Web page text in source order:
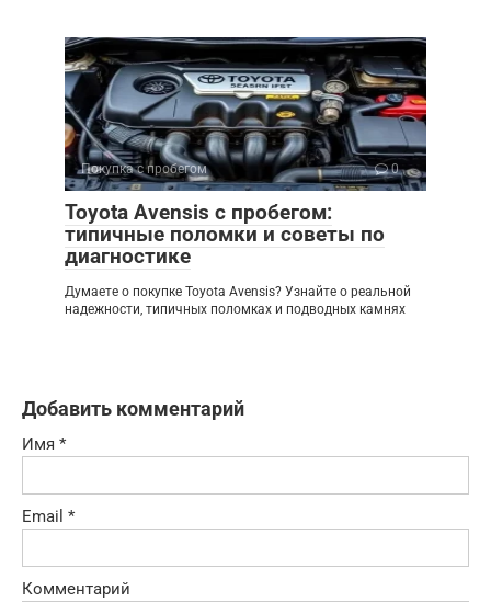
Покупка с пробегом 0
Toyota Avensis с пробегом:
типичные поломки и советы по
диагностике
Думаете о покупке Toyota Avensis? Узнайте о реальной
надежности, типичных поломках и подводных камнях
Добавить комментарий
Имя *
Email *
Комментарий